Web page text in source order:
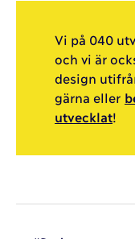
Vi på 040
och vi är
design
gärna eller
utvecklat!